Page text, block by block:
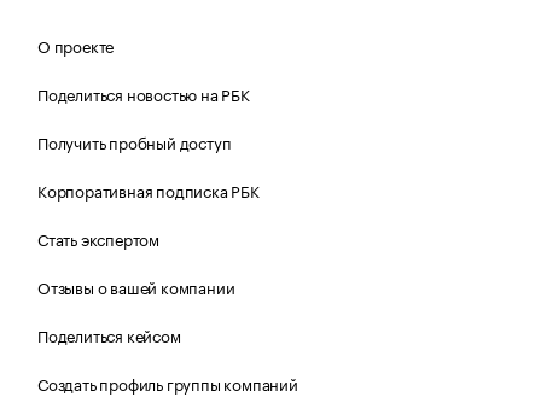
О проекте
Поделиться новостью на РБК
Получить пробный доступ
Корпоративная подписка РБК
Стать экспертом
Отзывы о вашей компании
Поделиться кейсом
Создать профиль группы компаний